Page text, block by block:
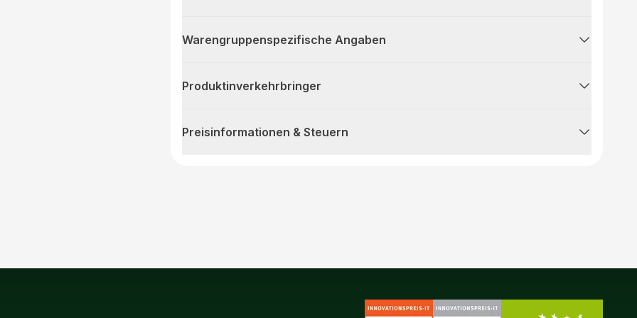
Warengruppenspezifische Angaben
Produktinverkehrbringer
Preisinformationen & Steuern